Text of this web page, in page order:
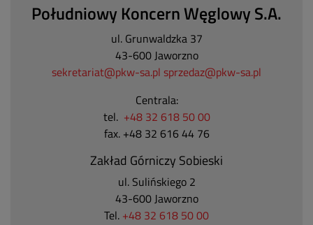
Południowy Koncern Węglowy S.A.
ul. Grunwaldzka 37
43-600 Jaworzno
sekretariat@pkw-sa.pl sprzedaz@pkw-sa.pl
Centrala:
tel. +48 32 618 50 00
fax. +48 32 616 44 76
Zakład Górniczy Sobieski
ul. Sulińskiego 2
43-600 Jaworzno
Tel. +48 32 618 50 00